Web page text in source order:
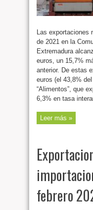
Las exportaciones
de 2021 en la
Extremadura
euros, un 15,7%
anterior. De estas
euros (el 43,8%
“Alimentos”, que
6,3% en tasa
Leer más »
febrero